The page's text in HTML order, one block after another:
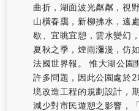
曲折，湖面波光粼粼，視
山橫春靄，新柳拂水，遠
歇、宜眺宜憩，雲水變幻
夏秋之季，煙雨瀰漫，仿
法國世界報。 惟大湖公園
許多問題，因此公園處於
境改造工程的規劃設計，
減少對市民遊憩之影響，